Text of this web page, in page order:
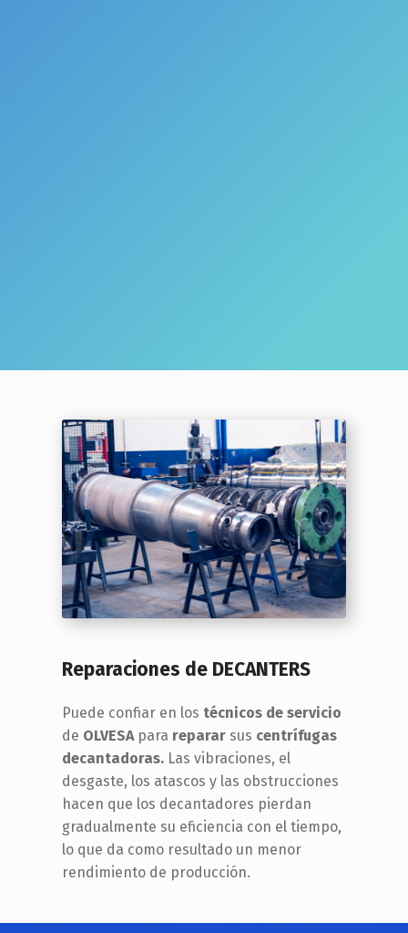
Reparaciones de DECANTERS
Puede confiar en los técnicos de servicio
de OLVESApara repararsus centrífugas
decantadoras.Las vibraciones, el
desgaste, los atascos y las obstrucciones
hacen que los decantadores pierdan
gradualmente su eficiencia con el tiempo,
lo que da como resultado un menor
rendimiento de producción.